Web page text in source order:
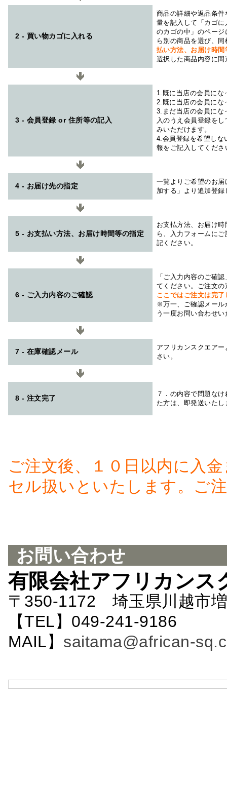
2 - 買い物カゴに入れる
商品の詳細や返品条
量を記入して「カゴ
のカゴの中」のペー
ら別の商品を選び、
払い方法、お届け時
選択した商品内容に
3 - 会員登録 or 住所等の記入
1.既に当店の会員にな
2.既に当店の会員にな
3.まだ当店の会員にな
入のうえ会員登録を
みいただけます。
4.会員登録を希望しな
報をご記入してくださ
4 - お届け先の指定
一覧よりご希望のお
加する」より追加登
5 - お支払い方法、お届け時間等の指定
お支払方法、お届け
ら、入力フォームに
記ください。
6 - ご入力内容のご確認
「ご入力内容のご確
てください。ご注文
ここではご注文は完
※万一、ご確認メール
う一度お問い合わせ
7 - 在庫確認メール
アフリカンスクエアー
さい。
8 - 注文完了
７．の内容で問題な
た方は、即発送いたし
ご注文後、１０日以内に入
セル扱いといたします。ご
お問い合わせ
有限会社アフリカンス
〒350-1172 埼玉県川越市
【TEL】049-241-
MAIL】 saitama@african-